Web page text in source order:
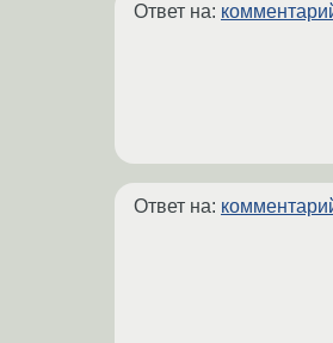
Ответ на:
Ответ на: